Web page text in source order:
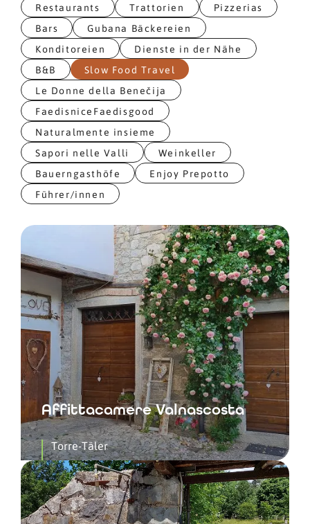
Restaurants
Trattorien
Pizzerias
Bars
Gubana Bäckereien
Konditoreien
Dienste in der Nähe
B&B
Slow Food Travel
Le Donne della Benečija
FaedisniceFaedisgood
Naturalmente insieme
Sapori nelle Valli
Weinkeller
Bauerngasthöfe
Enjoy Prepotto
Führer/innen
Affittacamere Valnascosta
Torre-Täler